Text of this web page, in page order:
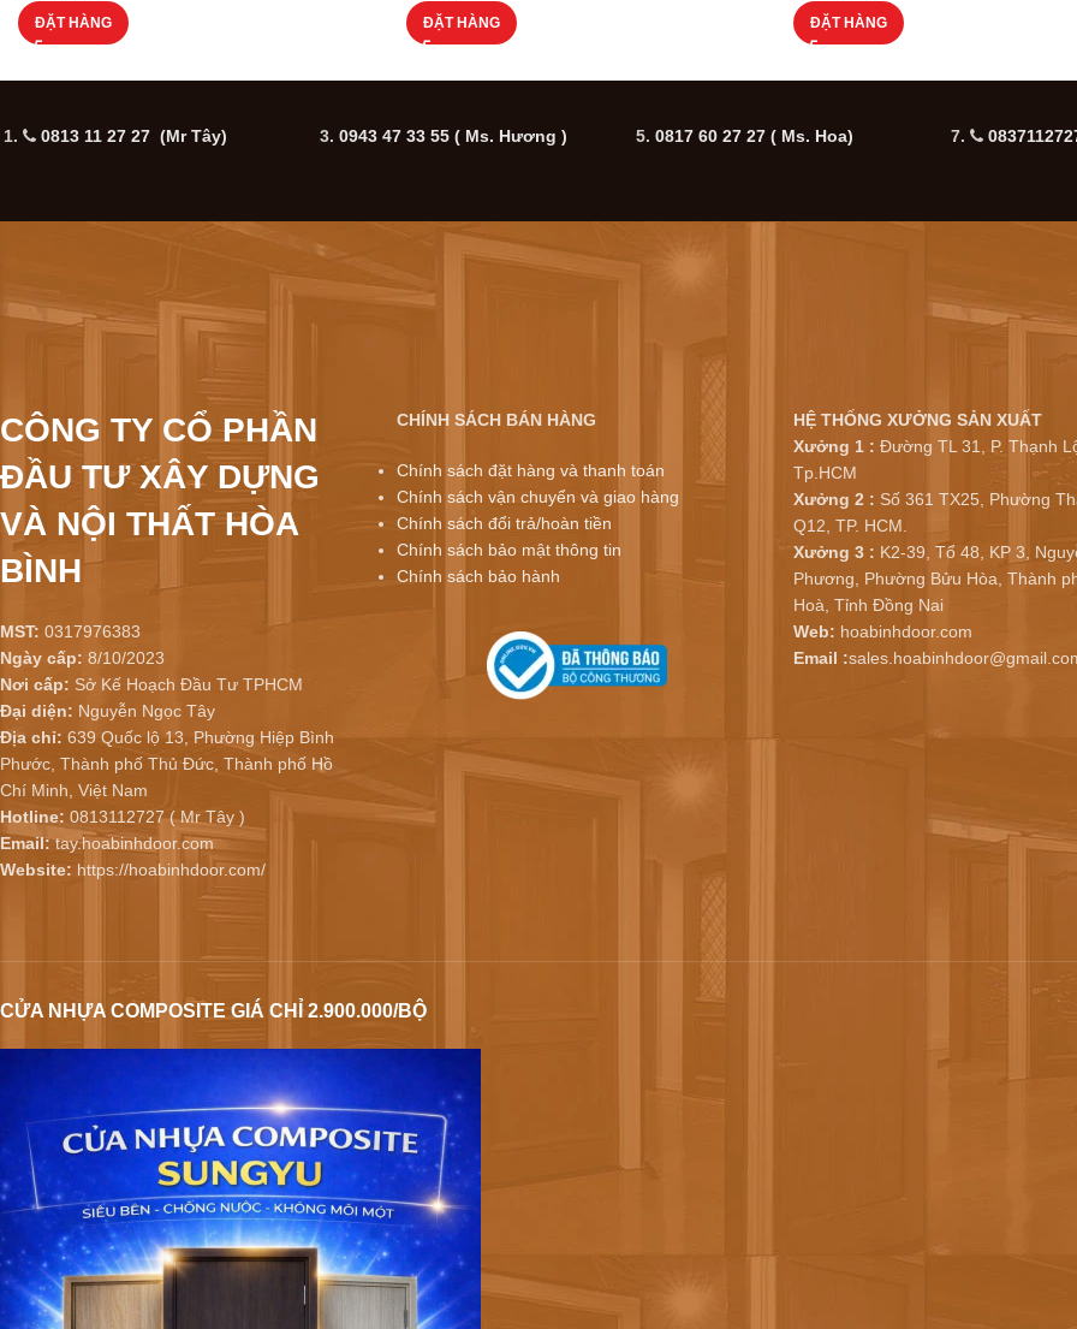
ĐẶT HÀNG ĐẶT HÀNG ĐẶT HÀNG
1. 0813 11 27 27 (Mr Tây) 3. 0943 47 33 55( Ms. Hương ) 5. 0817 60 27 27( Ms. Hoa) 7.
CÔNG TY CỔ PHẦN
ĐẦU TƯ XÂY DỰNG
VÀ NỘI THẤT HÒA
BÌNH
MST: 0317976383
Ngày cấp: 8/10/2023
Nơi cấp: Sở Kế Hoạch Đầu Tư TPHCM
Đại diện: Nguyễn Ngọc Tây
Địa chỉ: 639 Quốc lộ 13, Phường Hiệp Bình
Phước, Thành phố Thủ Đức, Thành phố Hồ
Chí Minh, Việt Nam
Hotline: 0813112727 ( Mr Tây )
Email:tay.hoabinhdoor.com
Website: https://hoabinhdoor.com/
CHÍNH SÁCH BÁN HÀNG
Chính sách đặt hàng và thanh toán
Chính sách vận chuyển và giao hàng
Chính sách đổi trả/hoàn tiền
Chính sách bảo mật thông tin
Chính sách bảo hành
HỆ THỐNG XƯỞNG SẢN XUẤT
Xưởng 1 : Đường TL 31, P. Thạnh
Tp.HCM
Xưởng 2 : Số 361 TX25, Phường
Q12, TP. HCM.
Xưởng 3 : K2-39, Tổ 48, KP 3,
Phương, Phường Bửu Hòa, Thành
Hoà, Tỉnh Đồng Nai
Web: hoabinhdoor.com
Email :
CỬA NHỰA COMPOSITE GIÁ CHỈ 2.900.000/BỘ